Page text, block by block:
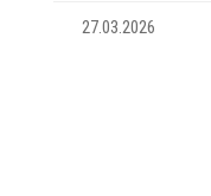
27.03.2026